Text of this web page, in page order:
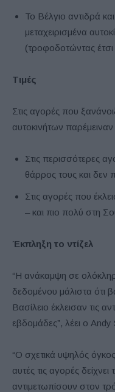
Το Βέλγιο αντιδρά
μεταχειρισμένα
(τροφοδοτώντας
Τιμές
Στις αγορές που
αυτοκινήτων
Στις περισσότερες
θάρρος τους και
Στις αγορές που
– και πιο πολύ στη
Έκπληξη το ντίζελ
“Η ανάκαμψη σε
δεδομένου μάλιστα ότι
Βασίλειο έκλεισαν τις
εβδομάδες”, λέει ο Andy
“Ο σχετικά υψηλός
αυτές τις αγορές
αντιμετωπίσουν στον